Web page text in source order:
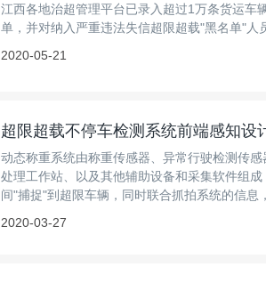
江西各地治超管理平台已录入超过1万条货运车
单，并对纳入严重违法失信超限超载"黑名单"人
2020-05-21
超限超载不停车检测系统前端感知设
动态称重系统由称重传感器、异常行驶检测传
处理工作站、以及其他辅助设备和采集软件组
间"捕捉"到超限车辆，同时联合抓拍系统的信息
2020-03-27